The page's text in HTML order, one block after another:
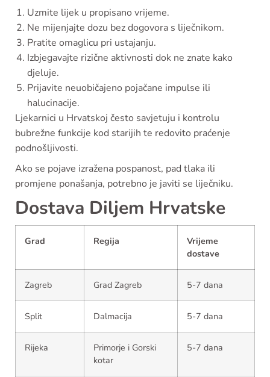
Uzmite lijek u propisano vrijeme.
Ne mijenjajte dozu bez dogovora s liječnikom.
Pratite omaglicu pri ustajanju.
Izbjegavajte rizične aktivnosti dok ne znate kako
djeluje.
Prijavite neuobičajeno pojačane impulse ili
halucinacije.
Ljekarnici u Hrvatskoj često savjetuju i kontrolu
bubrežne funkcije kod starijih te redovito praćenje
podnošljivosti.
Ako se pojave izražena pospanost, pad tlaka ili
promjene ponašanja, potrebno je javiti se liječniku.
Dostava Diljem Hrvatske
Grad Regija
Vrijeme
dostave
Zagreb Grad Zagreb 5-7 dana
Split Dalmacija 5-7 dana
Rijeka
Primorje i Gorski
kotar
5-7 dana